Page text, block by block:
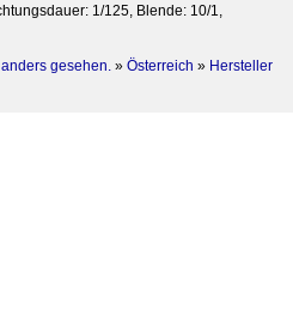
1/125, Blende: 10/1,
gesehen. » Österreich » Hersteller